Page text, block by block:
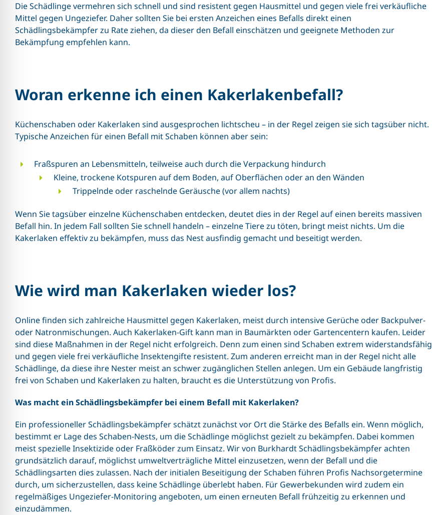
Die Schädlinge vermehren sich schnell und sind resistent gegen Hausmittel und gegen viele frei verkäufliche
Mittel gegen Ungeziefer. Daher sollten Sie bei ersten Anzeichen eines Befalls direkt einen
Schädlingsbekämpfer zu Rate ziehen, da dieser den Befall einschätzen und geeignete Methoden zur
Bekämpfung empfehlen kann.
Woran erkenne ich einen Kakerlakenbefall?
Küchenschaben oder Kakerlaken sind ausgesprochen lichtscheu – in der Regel zeigen sie sich tagsüber nicht.
Typische Anzeichen für einen Befall mit Schaben können aber sein:
Fraßspuren an Lebensmitteln, teilweise auch durch die Verpackung hindurch
Kleine, trockene Kotspuren auf dem Boden, auf Oberflächen oder an den Wänden
Trippelnde oder raschelnde Geräusche (vor allem nachts)
Wenn Sie tagsüber einzelne Küchenschaben entdecken, deutet dies in der Regel auf einen bereits massiven
Befall hin. In jedem Fall sollten Sie schnell handeln – einzelne Tiere zu töten, bringt meist nichts. Um die
Kakerlaken effektiv zu bekämpfen, muss das Nest ausfindig gemacht und beseitigt werden.
Wie wird man Kakerlaken wieder los?
Online finden sich zahlreiche Hausmittel gegen Kakerlaken, meist durch intensive Gerüche oder Backpulver-
oder Natronmischungen. Auch Kakerlaken-Gift kann man in Baumärkten oder Gartencentern kaufen. Leider
sind diese Maßnahmen in der Regel nicht erfolgreich. Denn zum einen sind Schaben extrem widerstandsfähig
und gegen viele frei verkäufliche Insektengifte resistent. Zum anderen erreicht man in der Regel nicht alle
Schädlinge, da diese ihre Nester meist an schwer zugänglichen Stellen anlegen. Um ein Gebäude langfristig
frei von Schaben und Kakerlaken zu halten, braucht es die Unterstützung von Profis.
Was macht ein Schädlingsbekämpfer bei einem Befall mit Kakerlaken?
Ein professioneller Schädlingsbekämpfer schätzt zunächst vor Ort die Stärke des Befalls ein. Wenn möglich,
bestimmt er Lage des Schaben-Nests, um die Schädlinge möglichst gezielt zu bekämpfen. Dabei kommen
meist spezielle Insektizide oder Fraßköder zum Einsatz. Wir von Burkhardt Schädlingsbekämpfer achten
grundsätzlich darauf, möglichst umweltverträgliche Mittel einzusetzen, wenn der Befall und die
Schädlingsarten dies zulassen. Nach der initialen Beseitigung der Schaben führen Profis Nachsorgetermine
durch, um sicherzustellen, dass keine Schädlinge überlebt haben. Für Gewerbekunden wird zudem ein
regelmäßiges Ungeziefer-Monitoring angeboten, um einen erneuten Befall frühzeitig zu erkennen und
einzudämmen.